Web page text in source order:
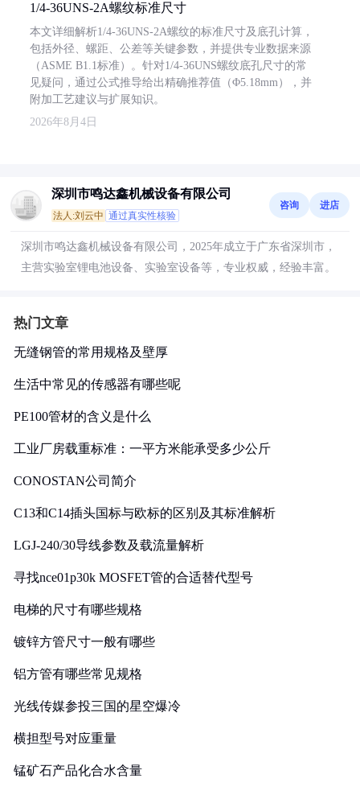
1/4-36UNS-2A螺纹标准尺寸
本文详细解析1/4-36UNS-2A螺纹的标准尺寸及底孔计算，
包括外径、螺距、公差等关键参数，并提供专业数据来源
（ASME B1.1标准）。针对1/4-36UNS螺纹底孔尺寸的常
见疑问，通过公式推导给出精确推荐值（Φ5.18mm），并
附加工艺建议与扩展知识。
2026年8月4日
深圳市鸣达鑫机械设备有限公司
法人:刘云中 通过真实性核验
咨询 进店
深圳市鸣达鑫机械设备有限公司，2025年成立于广东省深圳市，
主营实验室锂电池设备、实验室设备等，专业权威，经验丰富。
热门文章
无缝钢管的常用规格及壁厚
生活中常见的传感器有哪些呢
PE100管材的含义是什么
工业厂房载重标准：一平方米能承受多少公斤
CONOSTAN公司简介
C13和C14插头国标与欧标的区别及其标准解析
LGJ-240/30导线参数及载流量解析
寻找nce01p30k MOSFET管的合适替代型号
电梯的尺寸有哪些规格
镀锌方管尺寸一般有哪些
铝方管有哪些常见规格
光线传媒参投三国的星空爆冷
横担型号对应重量
锰矿石产品化合水含量